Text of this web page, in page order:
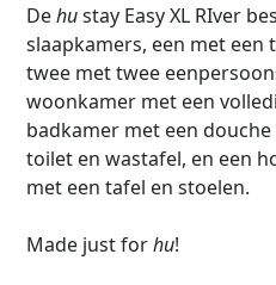
Dehustay Easy XL RIver
slaapkamers, een met een
twee met twee
woonkamer met een
badkamer met een
toilet en wastafel, en een
met een tafel en stoelen.
Made just forhu!